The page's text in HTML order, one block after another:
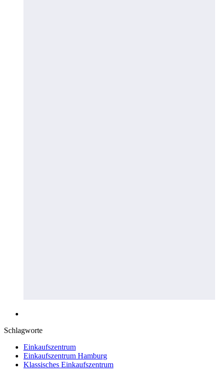
Schlagworte
Einkaufszentrum
Einkaufszentrum Hamburg
Klassisches Einkaufszentrum